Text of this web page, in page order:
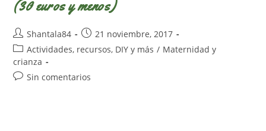
(30 euros y menos)
Autor
de
la
entrada:
Shantala84
Publicación
de
21 noviembre, 2017
Categoría
de
la
Actividades, recursos, DIY y más / Maternidad y
crianza
Comentarios
Sin comentarios